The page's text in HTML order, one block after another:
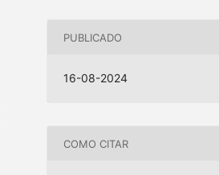
PUBLICADO
16-08-2024
COMO CITAR